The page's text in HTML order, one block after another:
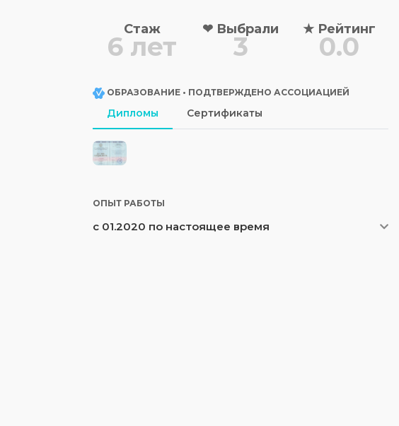
Стаж
6 лет
❤ Выбрали
3
★ Рейтинг
0.0
ОБРАЗОВАНИЕ • ПОДТВЕРЖДЕНО АССОЦИАЦИЕЙ
Дипломы Сертификаты
ОПЫТ РАБОТЫ
с 01.2020 по настоящее время